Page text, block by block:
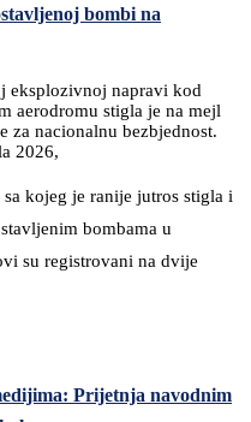
bombi na
eksplozivnoj napravi kod
aerodromu stigla je na mejl
za nacionalnu bezbjednost.
2026,
kojeg je ranije jutros stigla i
bombama u
su registrovani na dvije
Prijetnja navodnim